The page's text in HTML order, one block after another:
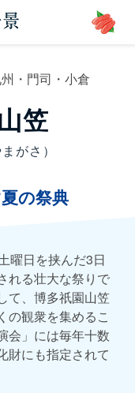
・門司・小倉
笠
がさ）
の祭典
曜日を挟んだ3日
れる壮大な祭りで
て、博多祇園山笠
の観衆を集めるこ
会」には毎年十数
財にも指定されて